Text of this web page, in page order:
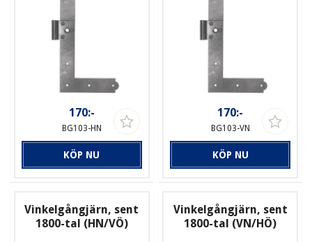
170:-
BG103-HN
KÖP NU
170:-
BG103-VN
KÖP NU
Vinkelgångjärn, sent
1800-tal (HN/VÖ)
Vinkelgångjärn, sent
1800-tal (VN/HÖ)